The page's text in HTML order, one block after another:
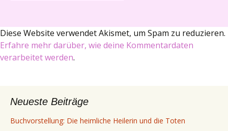
Diese Website verwendet Akismet, um Spam zu reduzieren.
Erfahre mehr darüber, wie deine Kommentardaten
verarbeitet werden.
Neueste Beiträge
Buchvorstellung: Die heimliche Heilerin und die Toten